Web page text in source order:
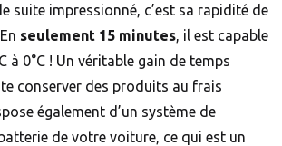
suite impressionné, c’est sa rapidité de
seulement 15 minutes, il est capable
à 0°C ! Un véritable gain de temps
conserver des produits au frais
également d’un système de
de votre voiture, ce qui est un